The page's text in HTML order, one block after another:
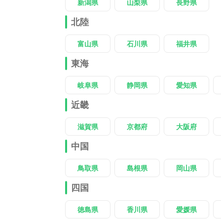
新潟県 山梨県 長野県
北陸
富山県 石川県 福井県
東海
岐阜県 静岡県 愛知県
近畿
滋賀県 京都府 大阪府
中国
鳥取県 島根県 岡山県
四国
徳島県 香川県 愛媛県